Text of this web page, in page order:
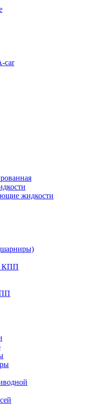
car
жидкости
КПП